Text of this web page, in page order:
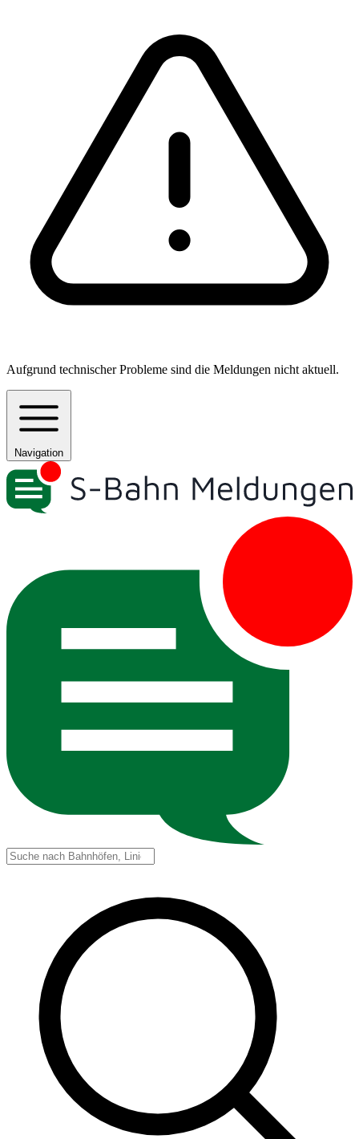
Aufgrund technischer Probleme sind die Meldungen nicht aktuell.
Navigation